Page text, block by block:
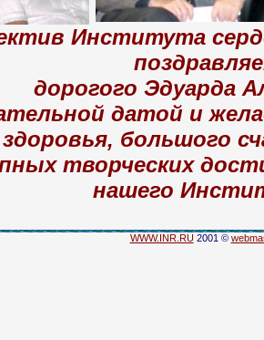
Института
дорогого Эдуарда
датой и
здоровья, большого
творческих
нашего
WWW.INR.RU 2001 ©